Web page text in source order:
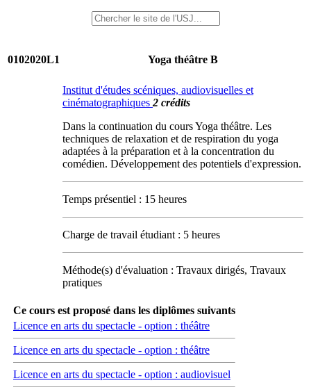
0102020L1 Yoga théâtre B
Institut d'études scéniques, audiovisuelles et
cinématographiques 2 crédits
Dans la continuation du cours Yoga théâtre. Les
techniques de relaxation et de respiration du yoga
adaptées à la préparation et à la concentration du
comédien. Développement des potentiels d'expression.
Temps présentiel : 15 heures
Charge de travail étudiant : 5 heures
Méthode(s) d'évaluation : Travaux dirigés, Travaux
pratiques
Ce cours est proposé dans les diplômes suivants
Licence en arts du spectacle - option : théâtre
Licence en arts du spectacle - option : théâtre
Licence en arts du spectacle - option : audiovisuel